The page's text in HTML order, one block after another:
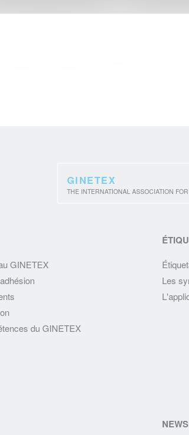
GINETEX
THE INTERNATIONAL ASSOCIATION
GINETEX
du GINETEX
Les